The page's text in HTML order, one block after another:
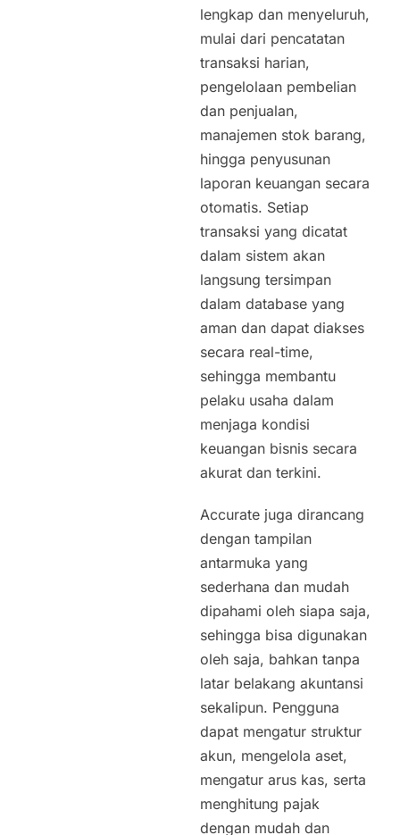
lengkap dan menyeluruh,
mulai dari pencatatan
transaksi harian,
pengelolaan pembelian
dan penjualan,
manajemen stok barang,
hingga penyusunan
laporan keuangan secara
otomatis. Setiap
transaksi yang dicatat
dalam sistem akan
langsung tersimpan
dalam database yang
aman dan dapat diakses
secara real-time,
sehingga membantu
pelaku usaha dalam
menjaga kondisi
keuangan bisnis secara
akurat dan terkini.
Accurate juga dirancang
dengan tampilan
antarmuka yang
sederhana dan mudah
dipahami oleh siapa saja,
sehingga bisa digunakan
oleh saja, bahkan tanpa
latar belakang akuntansi
sekalipun. Pengguna
dapat mengatur struktur
akun, mengelola aset,
mengatur arus kas, serta
menghitung pajak
dengan mudah dan